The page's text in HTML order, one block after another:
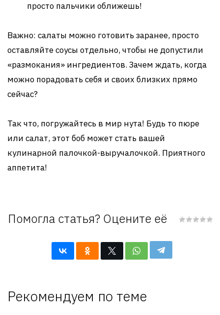
просто пальчики оближешь!
Важно: салаты можно готовить заранее, просто
оставляйте соусы отдельно, чтобы не допустили
«размокания» ингредиентов. Зачем ждать, когда
можно порадовать себя и своих близких прямо
сейчас?
Так что, погружайтесь в мир нута! Будь то пюре
или салат, этот боб может стать вашей
кулинарной палочкой-выручалочкой. Приятного
аппетита!
Помогла статья? Оцените её
Рекомендуем по теме